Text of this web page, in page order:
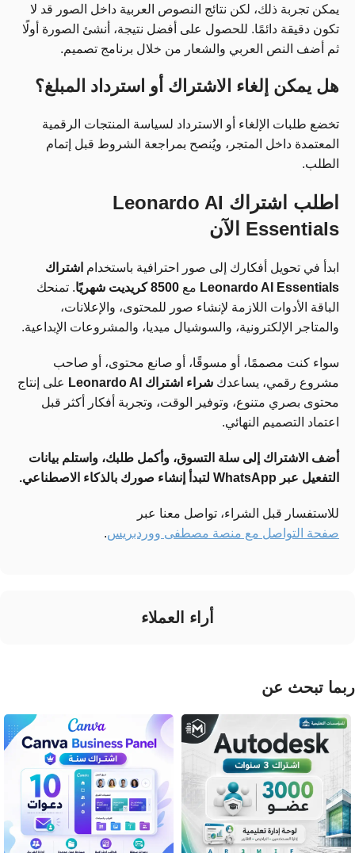
يمكن تجربة ذلك، لكن نتائج النصوص العربية داخل الصور قد لا
تكون دقيقة دائمًا. للحصول على أفضل نتيجة، أنشئ الصورة أولًا
ثم أضف النص العربي والشعار من خلال برنامج تصميم.
هل يمكن إلغاء الاشتراك أو استرداد المبلغ؟
تخضع طلبات الإلغاء أو الاسترداد لسياسة المنتجات الرقمية
المعتمدة داخل المتجر، ويُنصح بمراجعة الشروط قبل إتمام
الطلب.
اطلب اشتراك Leonardo AI
Essentials الآن
ابدأ في تحويل أفكارك إلى صور احترافية باستخدام اشتراك
Leonardo AI Essentials مع 8500 كريديت شهريًا
. تمنحك
الباقة الأدوات اللازمة لإنشاء صور للمحتوى، والإعلانات،
والمتاجر الإلكترونية، والسوشيال ميديا، والمشروعات الإبداعية.
سواء كنت مصممًا، أو مسوقًا، أو صانع محتوى، أو صاحب
مشروع رقمي، يساعدك شراء اشتراك Leonardo AI
على إنتاج
محتوى بصري متنوع، وتوفير الوقت، وتجربة أفكار أكثر قبل
اعتماد التصميم النهائي.
أضف الاشتراك إلى سلة التسوق، وأكمل طلبك، واستلم بيانات
التفعيل عبر WhatsApp لتبدأ إنشاء صورك بالذكاء الاصطناعي.
للاستفسار قبل الشراء، تواصل معنا عبر
صفحة التواصل مع منصة مصطفى ووردبريس.
أراء العملاء
ربما تبحث عن